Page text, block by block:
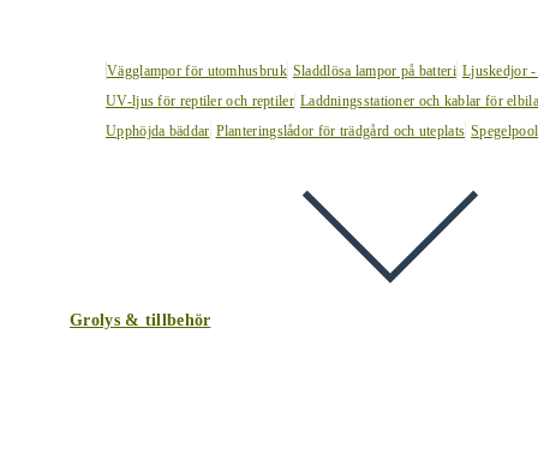
Vägglampor för utomhusbruk Sladdlösa lampor på batteri Ljuskedjor
UV-ljus för reptiler och reptiler Laddningsstationer och kablar för
Upphöjda bäddar Planteringslådor för trädgård och uteplats Spegelpool
Grolys & tillbehör